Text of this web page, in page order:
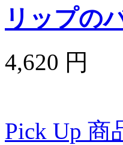
リップの
4,620 円
Pick Up 商